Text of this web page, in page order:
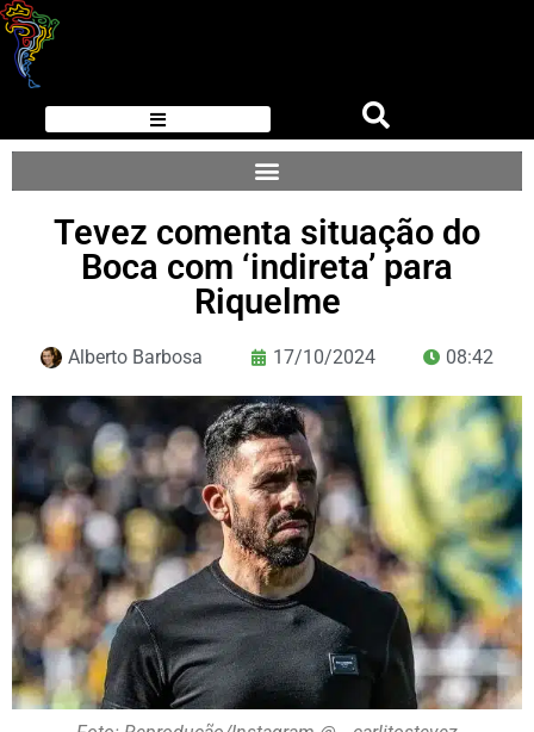
Tevez comenta situação do
Boca com ‘indireta’ para
Riquelme
Alberto Barbosa 17/10/2024 08:42